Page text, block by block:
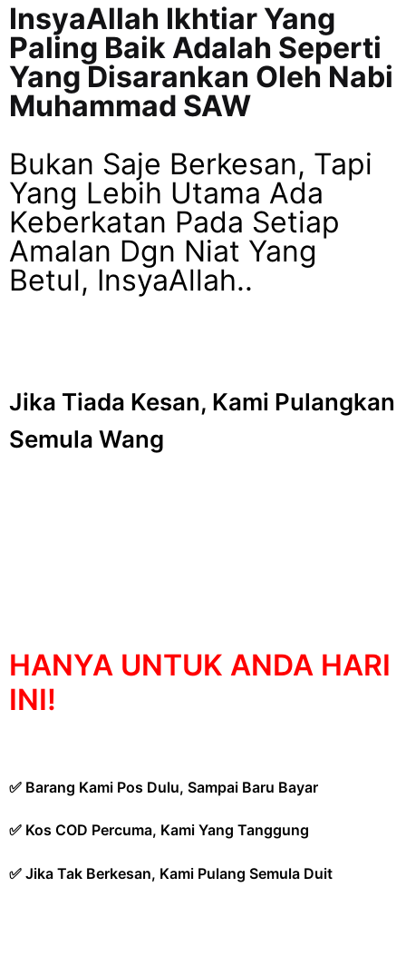
InsyaAllah Ikhtiar Yang
Paling Baik Adalah Seperti
Yang Disarankan Oleh Nabi
Muhammad SAW
Bukan Saje Berkesan, Tapi
Yang Lebih Utama Ada
Keberkatan Pada Setiap
Amalan Dgn Niat Yang
Betul, InsyaAllah..
Jika Tiada Kesan, Kami Pulangkan
Semula Wang
HANYA UNTUK ANDA HARI
INI!
✅ Barang Kami Pos Dulu, Sampai Baru Bayar
✅ Kos COD Percuma, Kami Yang Tanggung
✅ Jika Tak Berkesan, Kami Pulang Semula Duit